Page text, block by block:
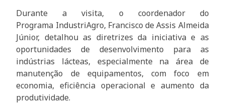
Durante a visita, o coordenador do
Programa IndustriAgro, Francisco de Assis Almeida
Júnior, detalhou as diretrizes da iniciativa e as
oportunidades de desenvolvimento para as
indústrias lácteas, especialmente na área de
manutenção de equipamentos, com foco em
economia, eficiência operacional e aumento da
produtividade.